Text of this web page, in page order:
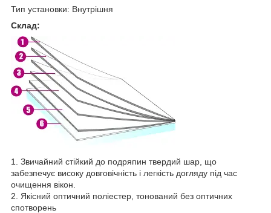
Тип установки: Внутрішня
Склад:
1. Звичайний стійкий до подряпин твердий шар, що
забезпечує високу довговічність і легкість догляду під час
очищення вікон.
2. Якісний оптичний поліестер, тонований без оптичних
спотворень